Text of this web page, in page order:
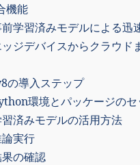
機能
学習済みモデルによる迅
ッジデバイスからクラウド
の導入ステップ
環境とパッケージのセ
済みモデルの活用方法
実行
の確認